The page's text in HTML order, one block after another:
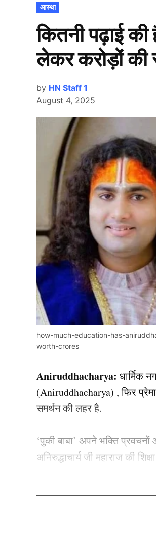
POSTED
IN
आस्था
कितनी पढ़ाई की
लेकर करोड़ों की
by HN Staff 1
August 4, 2025
how-much-education-has-
worth-crores
Aniruddhacharya: धार्मिक
(Aniruddhacharya) , फिर
समर्थन की लहर है.
‘पुकी बाबा’ अपने भक्ति
अनिरुद्धाचार्य जी महाराज की
इतने पढ़े-लिखें हैं